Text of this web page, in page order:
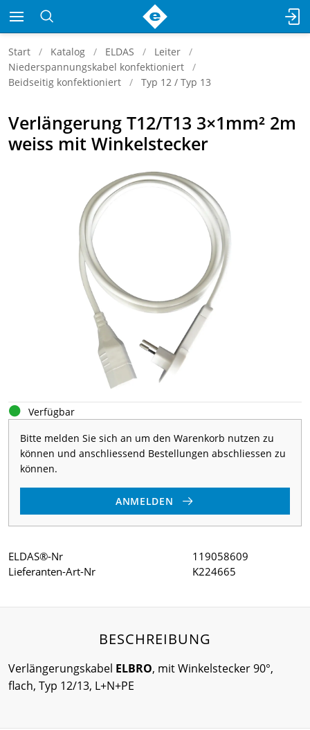
Start Katalog ELDAS
Leiter
Niederspannungskabel konfektioniert
Beidseitig konfektioniert
Typ 12 / Typ 13
Verlängerung T12/T13 3×1mm² 2m
weiss mit Winkelstecker
Verfügbar
Bitte melden Sie sich an um den Warenkorb nutzen zu
können und anschliessend Bestellungen abschliessen zu
können.
ANMELDEN
ELDAS®-Nr
119058609
Lieferanten-Art-Nr
K224665
BESCHREIBUNG
Verlängerungskabel ELBRO, mit Winkelstecker 90°,
flach, Typ 12/13, L+N+PE